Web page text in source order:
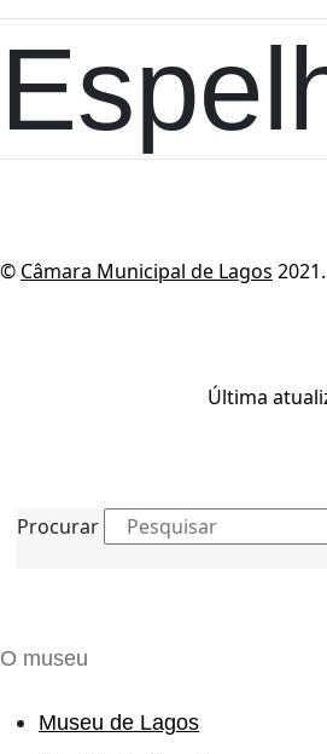
© Câmara Municipal de Lagos
Última
Procurar
O museu
Museu de Lagos